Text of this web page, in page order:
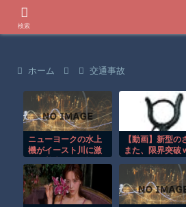
ホーム 交通事故
ニューヨークの水上
機がイースト川に激
瞬間！！
【動画】新型の
また、限界突破
検索